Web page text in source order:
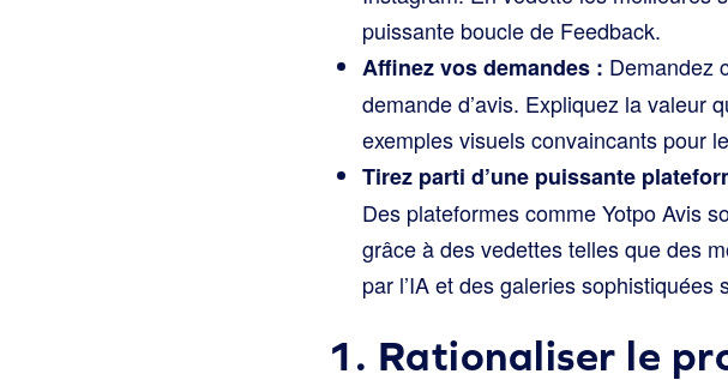
puissante boucle de Feedback.
Affinez vos demandes : Demandez
demande d’avis. Expliquez la valeur
exemples visuels convaincants pour
Tirez parti d’une puissante
Des plateformes comme Yotpo Avis
grâce à des vedettes telles que des
par l’IA et des galeries sophistiquées
1. Rationaliser le